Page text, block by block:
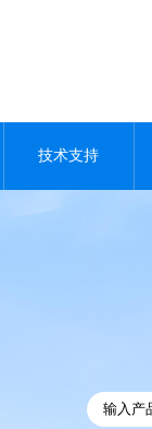
技术支持